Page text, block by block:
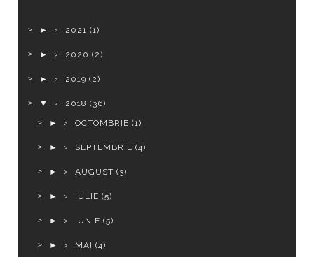
► 2021 (1)
► 2020 (2)
► 2019 (2)
▼ 2018 (36)
►
OCTOMBRIE(1)
► SEPTEMBRIE(4)
► AUGUST(3)
► IULIE(5)
► IUNIE(5)
► MAI(4)